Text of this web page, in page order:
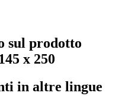
sul prodotto
x 250
in altre lingue